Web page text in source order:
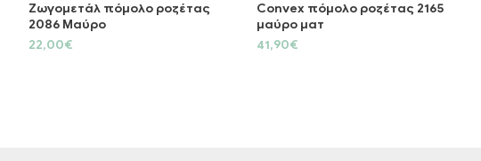
Ζωγομετάλ πόμολο ροζέτας
2086 Μαύρο
22,00€
Convex πόμολο ροζέτας 2165
μαύρο ματ
41,90€